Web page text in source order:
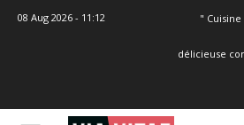
08 Aug 2026 - 11:12 "
délicieuse